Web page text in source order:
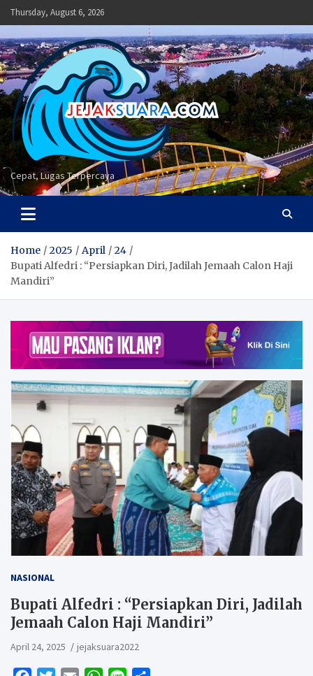
Skip
to
content
Thursday, August 6, 2026
Cepat, Lugas Terpercaya
Home 2025 April
24
Bupati Alfedri : “Persiapkan Diri, Jadilah Jemaah Calon Haji
Mandiri”
NASIONAL
Bupati Alfedri : “Persiapkan Diri, Jadilah
Jemaah Calon Haji Mandiri”
April 24, 2025 jejaksuara2022